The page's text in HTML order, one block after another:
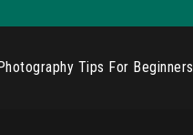
Tips For Beginners